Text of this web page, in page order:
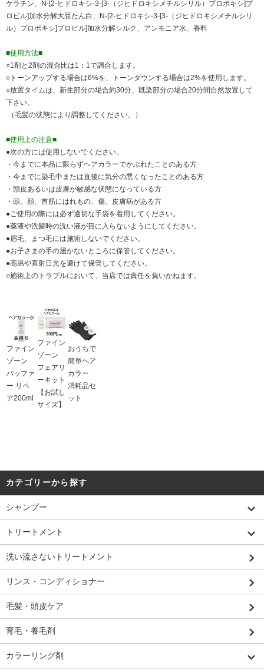
ケラチン、N-[2-ヒドロキシ-3-[3-（ジヒドロキシメチルシリル）プロポキシ]プ
ロピル]加水分解大豆たん白、N-[2-ヒドロキシ-3-[3-（ジヒドロキシメチルシリ
ル）プロポキシ]プロピル]加水分解シルク、アンモニア水、香料
■使用方法■
○1剤と2剤の混合比は1：1で調合します。
○トーンアップする場合は6%を、トーンダウンする場合は2%を使用します。
○放置タイムは、新生部分の場合約30分、既染部分の場合20分間自然放置して
下さい。
（毛髪の状態により調整してください。）
■使用上の注意■
●次の方には使用しないでください。
・今までに本品に限らずヘアカラーでかぶれたことのある方
・今までに染毛中または直後に気分の悪くなったことのある方
・頭皮あるいは皮膚が敏感な状態になっている方
・頭、顔、首筋にはれもの、傷、皮膚病がある方
●ご使用の際には必ず適切な手袋を着用してください。
●薬液や洗髪時の洗い液が目に入らないようにしてください。
●眉毛、まつ毛には施術しないでください。
●お子さまの手の届かないところに保管してください。
●高温や直射日光を避けて保管してください。
○施術上のトラブルにおいて、当店では責任を負いかねます。
ファイン
ゾーン
バッファ
ー リペ
ア200ml
ファイン
ゾーン
フェアリ
ーキット
【お試し
サイズ】
おうちで
簡単ヘア
カラー
消耗品セ
ット
カテゴリーから探す
シャンプー
トリートメント
洗い流さないトリートメント
リンス・コンディショナー
毛髪・頭皮ケア
育毛・養毛剤
カラーリング剤